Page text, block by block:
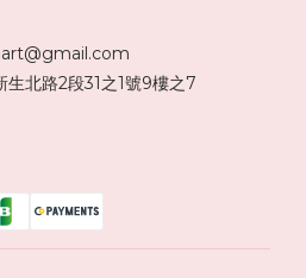
北路2段31之1號9樓之7